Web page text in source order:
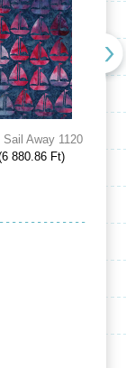
Away 1120
880.86 Ft)